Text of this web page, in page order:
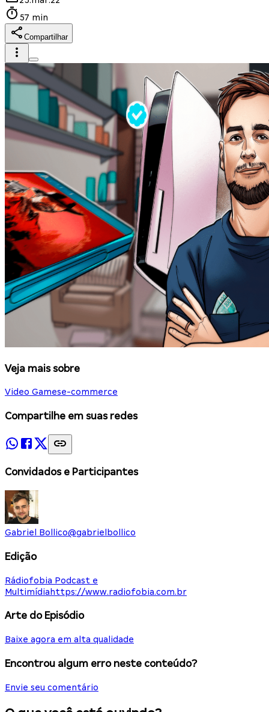
57 min
Compartilhar
Veja mais sobre
Video Gamese-commerce
Compartilhe em suas redes
Convidados e Participantes
Gabriel Bollico@gabrielbollico
Edição
Rádiofobia Podcast e
Multimídia https://www.radiofobia.com.br
Arte do Episódio
Baixe agora em alta qualidade
Encontrou algum erro neste conteúdo?
Envie seu comentário